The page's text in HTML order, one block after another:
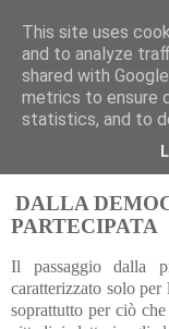
Pippo
La politica a
giovedì 30
DALLA
PARTECIPATA
Il passaggio dalla
caratterizzato solo
soprattutto per ciò
This site uses
and to analyze
shared with
metrics to ensure
statistics, and to